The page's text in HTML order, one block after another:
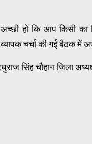
हो कि आप किसी
से व्यापक चर्चा की गई
सिंह चौहान जिला